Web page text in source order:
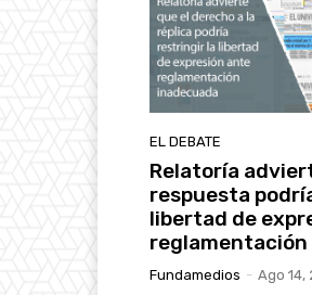
EL DEBATE
Relatoría
respuesta
libertad de
reglamentación
Fundamedios - Ago 14,